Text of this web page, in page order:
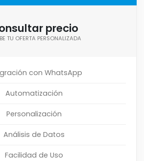
precio
TU OFERTA PERSONALIZADA
con WhatsApp
Automatización
Personalización
Análisis de Datos
Facilidad de Uso